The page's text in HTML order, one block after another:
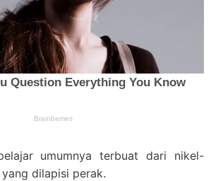
umumnya terbuat dari nikel-
dilapisi perak.